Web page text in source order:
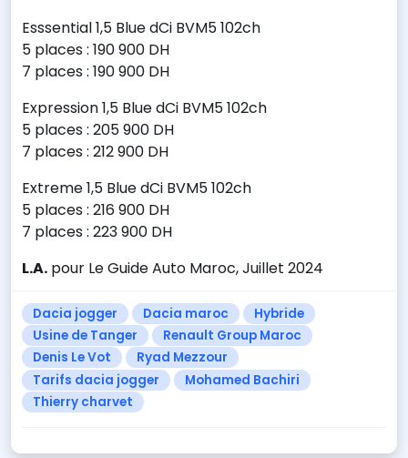
Esssential 1,5 Blue dCi BVM5 102ch
5 places : 190 900 DH
7 places : 190 900 DH
Expression 1,5 Blue dCi BVM5 102ch
5 places : 205 900 DH
7 places : 212 900 DH
Extreme 1,5 Blue dCi BVM5 102ch
5 places : 216 900 DH
7 places : 223 900 DH
L.A. pour Le Guide Auto Maroc, Juillet 2024
Dacia jogger Dacia maroc
Hybride
Usine de Tanger
Renault Group Maroc
Denis Le Vot
Ryad Mezzour
Tarifs dacia jogger
Mohamed Bachiri
Thierry charvet